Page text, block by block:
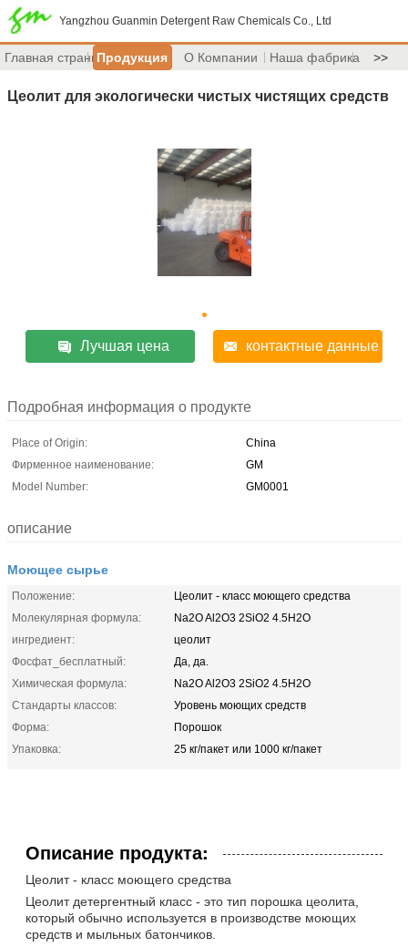
Yangzhou Guanmin Detergent Raw Chemicals Co., Ltd
Главная страницаПродукция О Компании Наша фабрика >>
Цеолит для экологически чистых чистящих средств
Лучшая цена контактные данные
Подробная информация о продукте
Place of Origin:
China
Фирменное наименование:
GM
Model Number:
GM0001
описание
Моющее сырье
Положение:
Цеолит - класс моющего средства
Молекулярная формула:
Na2O Al2O3 2SiO2 4.5H2O
ингредиент:
цеолит
Фосфат_бесплатный:
Да, да.
Химическая формула:
Na2O Al2O3 2SiO2 4.5H2O
Стандарты классов:
Уровень моющих средств
Форма:
Порошок
Упаковка:
25 кг/пакет или 1000 кг/пакет
Описание продукта:
Цеолит - класс моющего средства
Цеолит детергентный класс - это тип порошка цеолита,
который обычно используется в производстве моющих
средств и мыльных батончиков.